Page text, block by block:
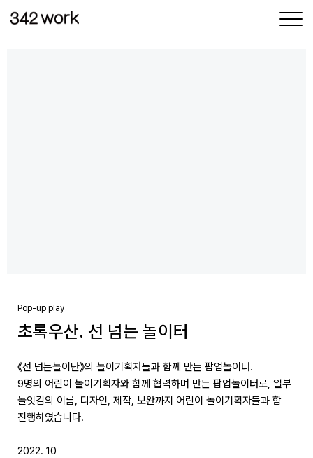
삼사이워크
삶과 일
Pop-up play
초록우산. 선 넘는 놀이터
《선 넘는놀이단》의 놀이기획자들과 함께 만든 팝업놀이터.
9명의 어린이 놀이기획자와 함께 협력하며 만든 팝업놀이터로, 일부
놀잇감의 이름, 디자인, 제작, 보완까지 어린이 놀이기획자들과 함
진행하였습니다.
2022. 10